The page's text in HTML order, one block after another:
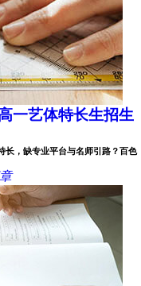
一艺体特长生招生
长，缺专业平台与名师引路？百色